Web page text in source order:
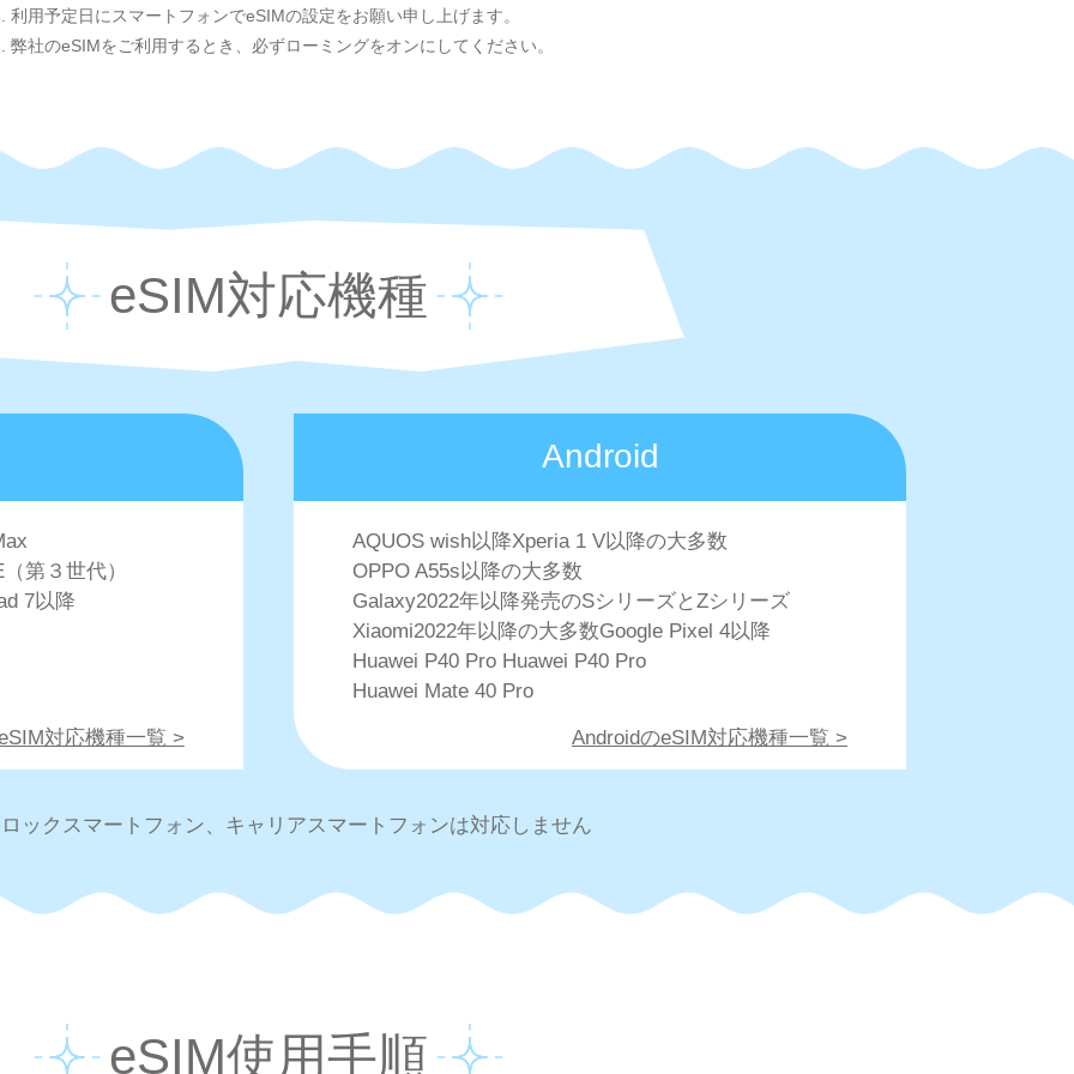
利用予定日にスマートフォンでeSIMの設定をお願い申し上げます。
弊社のeSIMをご利用するとき、必ずローミングをオンにしてください。
eSIM対応機種
第３世代）
7以降
対応機種一覧 >
Android
AQUOS wish以降Xperia 1 V以降の大多数
OPPO A55s以降の大多数
Galaxy2022年以降発売のSシリーズとZシリーズ
Xiaomi2022年以降の大多数Google Pixel 4以降
Huawei P40 Pro Huawei P40 Pro
Huawei Mate 40 Pro
AndroidのeSIM対応機種一覧 >
ックスマートフォン、キャリアスマートフォンは対応しません
eSIM使用手順